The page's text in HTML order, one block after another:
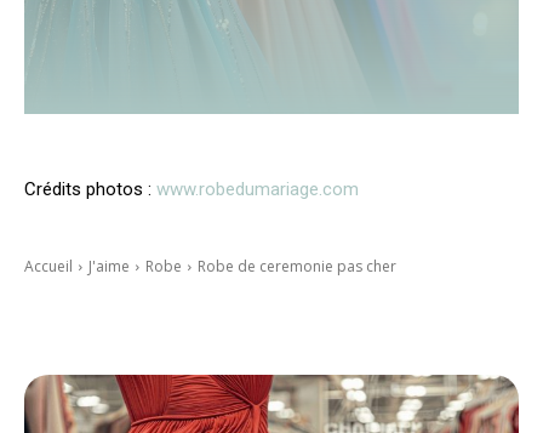
Crédits photos : www.robedumariage.com
Accueil J'aime Robe Robe de ceremonie pas cher